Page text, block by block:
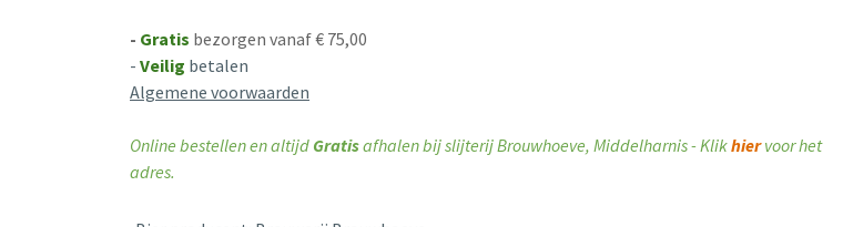
- Gratis bezorgen vanaf € 75,00
- Veilig betalen
Algemene voorwaarden
Online bestellen en altijd Gratisafhalen bij slijterij Brouwhoeve, Middelharnis - Klikhiervoor het
adres.